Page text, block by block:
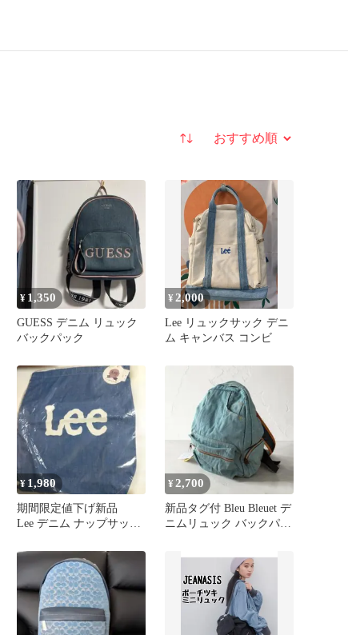
並び替え
¥ 1,350
GUESS デニム リュック
バックパック
¥ 2,000
Lee リュックサック デニ
ム キャンバス コンビ
¥ 1,980
期間限定値下げ新品
Lee デニム ナップサック
¥2,700
新品タグ付 Bleu Bleuet デ
ニムリュック バックパッ